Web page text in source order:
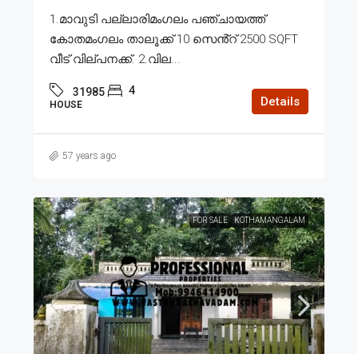
1.മാവുടി പല്ലാരിമംഗലം പഞ്ചായത്ത്
കോതമംഗലം താലൂക്ക് 10 സെൻ്റ് 2500 SQFT
വീട് വില്പനക്ക്. 2.വില...
31985 4
HOUSE Details
57 years ago
FOR SALE KOTHAMANGALAM